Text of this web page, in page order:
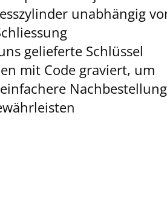
unabhängig
gelieferte Schlüssel
mit Code graviert, um
Nachbestellung